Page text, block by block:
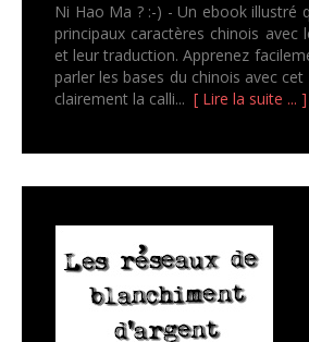
Ni Hao Ma ? :-) - Un ebook illustré
principaux caractères chinois avec
et leur traduction. Apprenez
parler les bases du chinois avec
clairement la calli... [ Lire la suite ... ]